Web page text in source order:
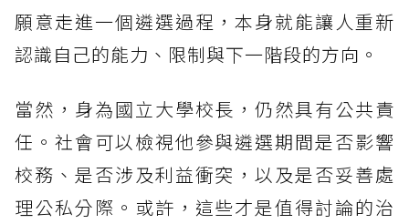
願意走進一個遴選過程，本身就能讓人重新
認識自己的能力、限制與下一階段的方向。
當然，身為國立大學校長，仍然具有公共責
任。社會可以檢視他參與遴選期間是否影響
校務、是否涉及利益衝突，以及是否妥善處
理公私分際。或許，這些才是值得討論的治